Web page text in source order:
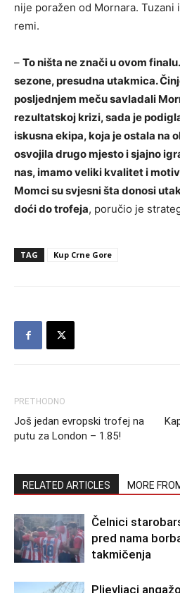
nije poražen od Mornara. Tuzani
remi.
– To ništa ne znači u ovom
sezone, presudna utakmica.
posljednjem meču savladali
rezultatskoj krizi, sada je
iskusna ekipa, koja je ostala na
osvojila drugo mjesto i sjajno
nas, imamo veliki kvalitet i
Momci su svjesni šta donosi
doći do trofeja, poručio je
TAG Kup Crne Gore
PRETHODNO
Još jedan evropski trofej na
putu za London – 1.85!
RELATED ARTICLES MORE
Čelnici
pred nama
takmičenja
Pljevljaci